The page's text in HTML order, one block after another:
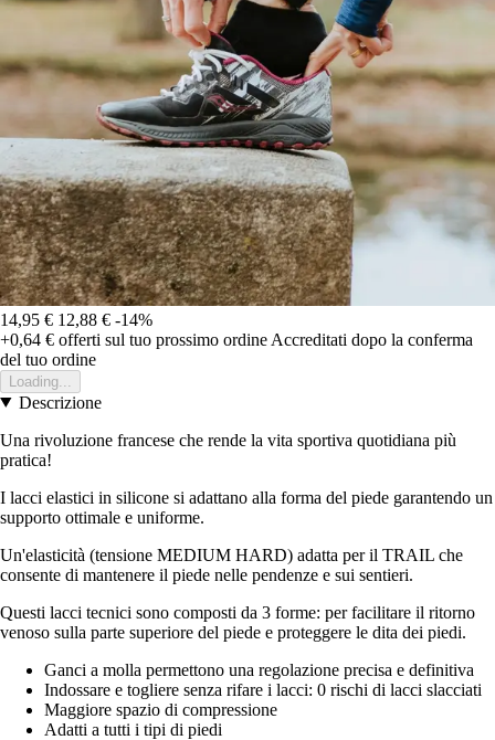
14,95 € 12,88 € -14%
+0,64 € offerti sul tuo prossimo ordine Accreditati dopo la conferma
del tuo ordine
Loading...
Descrizione
Una rivoluzione francese che rende la vita sportiva quotidiana più
pratica!
I lacci elastici in silicone si adattano alla forma del piede garantendo un
supporto ottimale e uniforme.
Un'elasticità (tensione MEDIUM HARD) adatta per il TRAIL che
consente di mantenere il piede nelle pendenze e sui sentieri.
Questi lacci tecnici sono composti da 3 forme: per facilitare il ritorno
venoso sulla parte superiore del piede e proteggere le dita dei piedi.
Ganci a molla permettono una regolazione precisa e definitiva
Indossare e togliere senza rifare i lacci: 0 rischi di lacci slacciati
Maggiore spazio di compressione
Adatti a tutti i tipi di piedi